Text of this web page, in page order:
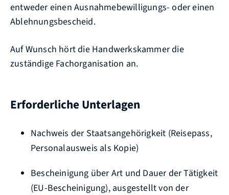
entweder einen Ausnahmebewilligungs- oder einen
Ablehnungsbescheid.
Auf Wunsch hört die Handwerkskammer die
zuständige Fachorganisation an.
Erforderliche Unterlagen
Nachweis der Staatsangehörigkeit (Reisepass,
Personalausweis als Kopie)
Bescheinigung über Art und Dauer der Tätigkeit
(EU-Bescheinigung), ausgestellt von der